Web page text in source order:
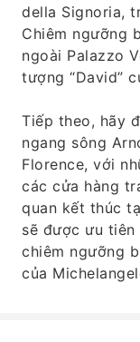
della Signoria,
Chiêm ngưỡng
ngoài Palazzo
tượng “David”
Tiếp theo, hãy
ngang sông
Florence, với
các cửa hàng
quan kết thúc
sẽ được ưu
chiêm ngưỡng
của